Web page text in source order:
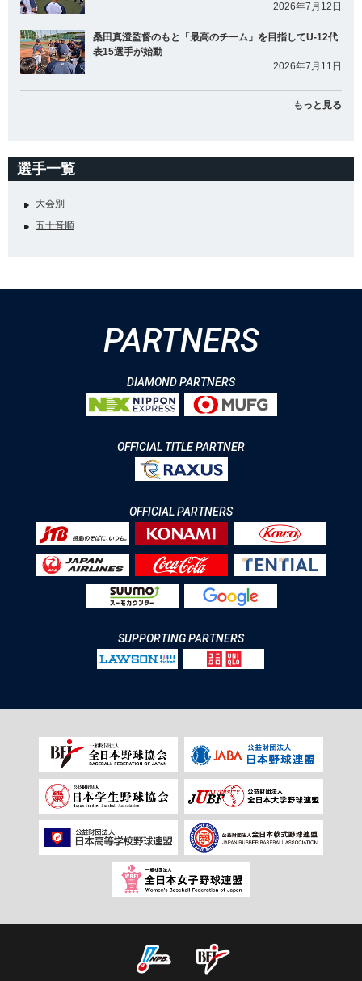
2026年7月12日
桑田真澄監督のもと「最高のチーム」を目指してU-12代
表15選手が始動
2026年7月11日
もっと見る
選手一覧
大会別
五十音順
PARTNERS
DIAMOND PARTNERS
OFFICIAL TITLE PARTNER
OFFICIAL PARTNERS
SUPPORTING PARTNERS